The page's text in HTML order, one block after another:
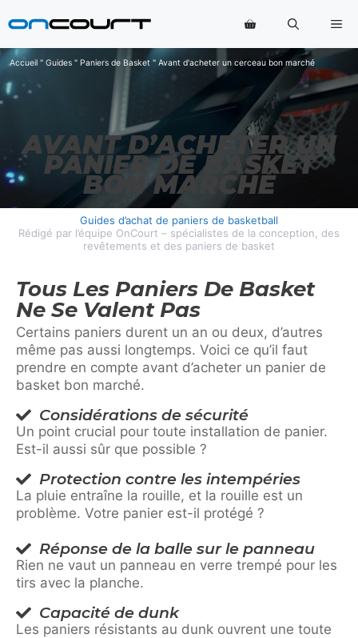
au
Accueil " Guides " Paniers de Basket " Avant d'acheter un cerceau bon marché
AVANT D’ACHETER UN
PANIER DE BASKET
BON MARCHÉ
Guides d’achat de paniers de basketball
Rédigé par l’équipe OnCourt – spécialistes de la conception, des
revêtements et des paniers de basket
Tous Les Paniers De Basket
Ne Se Valent Pas
Certains paniers durent un an ou deux, d’autres
même pas aussi longtemps. Voici ce qu’il faut
prendre en compte avant d’acheter un panier de
basket bon marché.
Considérations de sécurité
Un point crucial pour toute installation de panier.
Est-il aussi sûr que possible ?
Protection contre les intempéries
La pluie entraîne la rouille, et la rouille est un
problème. Votre panier est-il protégé ?
Réponse de la balle sur le panneau
Rien ne vaut un panneau en verre trempé pour les
tirs avec la planche.
Capacité de dunk
Les paniers résistants au dunk ouvrent une toute